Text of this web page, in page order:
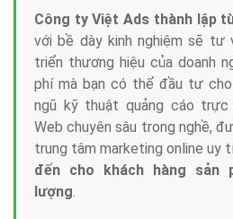
Công ty Việt Ads thành lập
với bề dày kinh nghiệm sẽ tư
triển thương hiệu của doanh
phí mà bạn có thể đầu tư
ngũ kỹ thuật quảng cáo trực
Web chuyên sâu trong nghề,
trung tâm marketing online uy
đến cho khách hàng sản
lượng.